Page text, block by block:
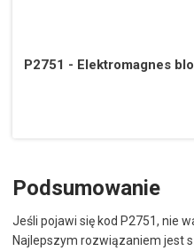
P2751 - Elektromagnes
Podsumowanie
Jeśli pojawi się kod P2751, nie
Najlepszym rozwiązaniem jest